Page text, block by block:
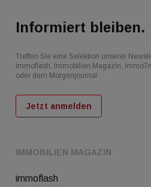
IMMOBILIEN MAGAZIN
immoflash
Informiert bleiben.
Treffen Sie eine Selektion unserer
immoflash, Immobilien Magazin,
oder dem Morgenjournal
Jetzt anmelden